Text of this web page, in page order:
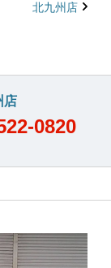
北九州店
店
0820